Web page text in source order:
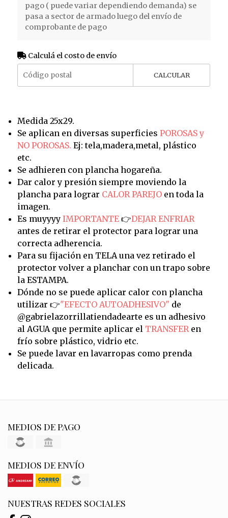
pago ( puede variar dependiendo demanda) se
pasa a sector de armado luego del envío de
comprobante de pago
Calculá el costo de envío
CALCULAR
Medida 25x29.
Se aplican en diversas superficies POROSAS y
NO POROSAS. Ej: tela,madera,metal, plástico
etc.
Se adhieren con plancha hogareña.
Dar calor y presión siempre moviendo la
plancha para lograr CALOR PAREJOen toda la
imagen.
Es muyyyy IMPORTANTE👉DEJAR ENFRIAR
antes de retirar el protector para lograr una
correcta adherencia.
Para su fijación en TELA una vez retirado el
protector volver a planchar con un trapo sobre
la ESTAMPA.
Dónde no se puede aplicar calor con plancha
utilizar 👉"EFECTO AUTOADHESIVO" de
@gabrielazorrillatiendadearte es un adhesivo
al AGUA que permite aplicar el TRANSFERen
frío sobre plástico, vidrio etc.
Se puede lavar en lavarropas como prenda
delicada.
MEDIOS DE PAGO
MEDIOS DE ENVÍO
NUESTRAS REDES SOCIALES